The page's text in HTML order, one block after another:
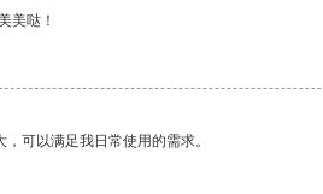
美哒！
可以满足我日常使用的需求。